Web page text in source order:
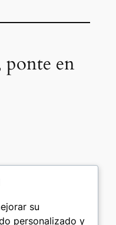
ponte en
su
personalizado y